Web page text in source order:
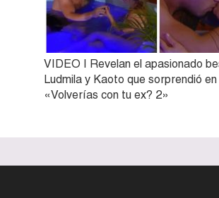
VIDEO | Revelan el apasionado
Ludmila y Kaoto que sorprendió en
«Volverías con tu ex? 2»